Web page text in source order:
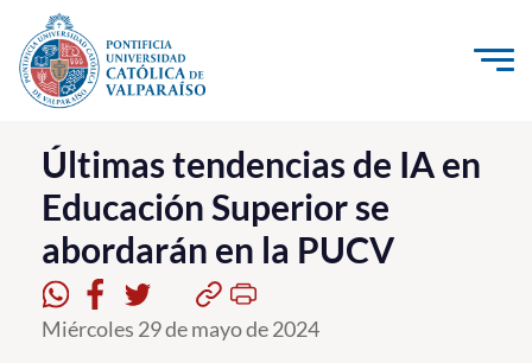
Click acá para ir directamente al contenido
La Universidad
Investigación, Creación e Innovación
PUCV Internacional
Vinculación con el Medio
Últimas tendencias de IA en
Educación Superior se
abordarán en la PUCV
Miércoles 29 de mayo de 2024